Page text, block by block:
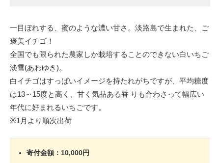
一目ぼれする、蜜のような濃い甘さ。淡路島で生まれた、ご
褒美イチゴ！
全国でも限られた農家しか栽培することのできない白いちご
淡雪(あわゆき)。
白イチゴはすっぱいイメージを持たれがちですが、平均糖度
は13～15度と高く、甘く気品ある香 りも合わさって幅広い
年代に好まれるいちごです。
※1月より順次出荷
寄付金額：10,000円